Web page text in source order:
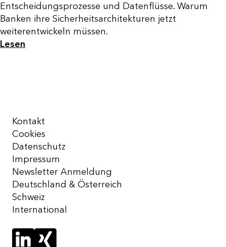
Entscheidungsprozesse und Datenflüsse. Warum
Banken ihre Sicherheitsarchitekturen jetzt
weiterentwickeln müssen.
Lesen
Kontakt
Cookies
Datenschutz
Impressum
Newsletter Anmeldung
Deutschland & Österreich
Schweiz
International